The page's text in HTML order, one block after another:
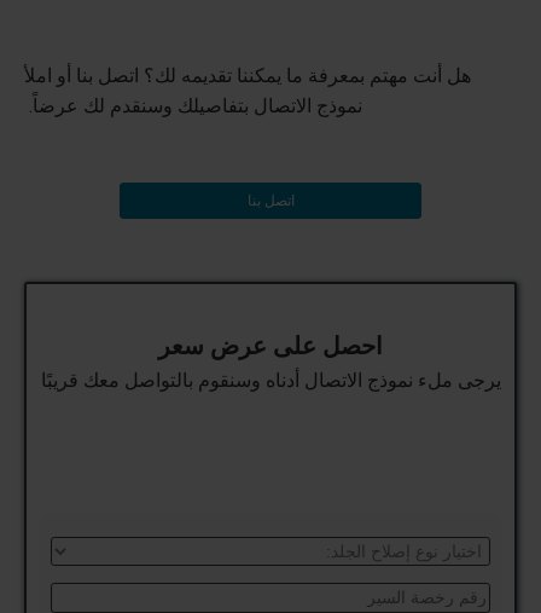
هل أنت مهتم بمعرفة ما يمكننا تقديمه لك؟ اتصل بنا أو املأ
نموذج الاتصال بتفاصيلك وسنقدم لك عرضاً.
اتصل بنا
احصل على عرض سعر
يرجى ملء نموذج الاتصال أدناه وسنقوم بالتواصل معك قريبًا